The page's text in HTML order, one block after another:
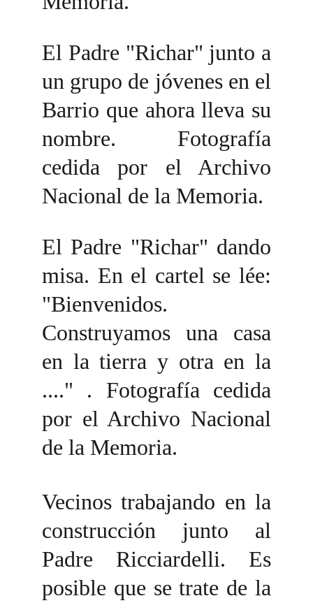
El Padre "Richar" junto a
un grupo de jóvenes en el
Barrio que ahora lleva su
nombre. Fotografía
cedida por el Archivo
Nacional de la Memoria.
El Padre "Richar" dando
misa. En el cartel se lée:
"Bienvenidos.
Construyamos una casa
en la tierra y otra en la
...." . Fotografía cedida
por el Archivo Nacional
de la Memoria.
Vecinos trabajando en la
construcción junto al
Padre Ricciardelli. Es
posible que se trate de la